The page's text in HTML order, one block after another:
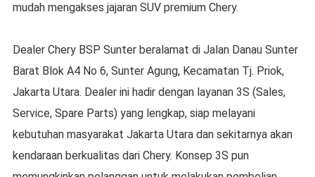
mudah mengakses jajaran SUV premium Chery.
Dealer Chery BSP Sunter beralamat di Jalan Danau Sunter
Barat Blok A4 No 6, Sunter Agung, Kecamatan Tj. Priok,
Jakarta Utara. Dealer ini hadir dengan layanan 3S (Sales,
Service, Spare Parts) yang lengkap, siap melayani
kebutuhan masyarakat Jakarta Utara dan sekitarnya akan
kendaraan berkualitas dari Chery. Konsep 3S pun